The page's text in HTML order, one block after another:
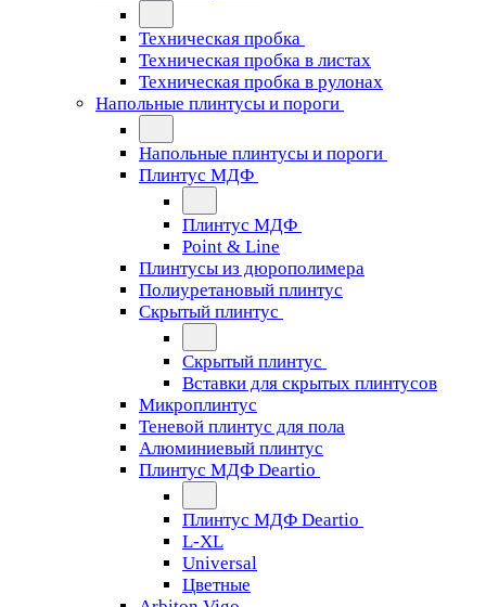
Техническая пробка
Техническая пробка в листах
Техническая пробка в рулонах
Напольные плинтусы и пороги
Напольные плинтусы и пороги
Плинтус МДФ
Плинтус МДФ
Point & Line
Плинтусы из дюрополимера
Полиуретановый плинтус
Скрытый плинтус
Скрытый плинтус
Вставки для скрытых плинтусов
Микроплинтус
Теневой плинтус для пола
Алюминиевый плинтус
Плинтус МДФ Deartio
Плинтус МДФ Deartio
L-XL
Universal
Цветные